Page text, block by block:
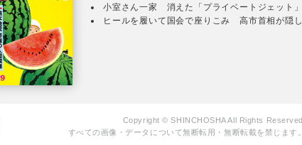
小室さん一家 消えた「プライベートジェット
ヒールを履いて国会で座りこみ 高市首相が隠
Copyright © SHINCHOSHA All Rights
すべての画像・データについて無断転用・無断転載を禁じます。